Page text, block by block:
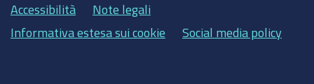
Accessibilità
Note legali
Informativa estesa sui cookie
Social media policy